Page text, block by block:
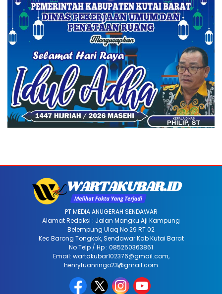
PT MEDIA ANUGERAH SENDAWAR
Alamat Redaksi : Jalan Mangku Aji Kampung
Belempung Ulaq No 29 RT 02
Kec Barong Tongkok, Sendawar Kab Kutai Barat
No Telp / Hp : 085250363861
Email: wartakubar102376@gmail.com,
henrytuanringo23@gmail.com